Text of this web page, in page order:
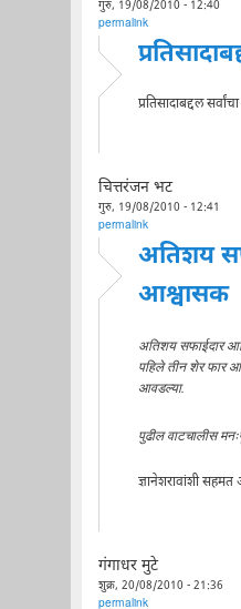
गुरु, 19/08/2010 - 12:40
permalink
प्रतिसादाबद्दल
चित्तरंजन भट
गुरु, 19/08/2010 - 12:41
permalink
अतिशय
आश्वासक
अतिशय सफाईदार
पहिले तीन शेर फार
आवडल्या.
पुढील वाटचालीस
ज्ञानेशरावांशी
गंगाधर मुटे
शुक्र, 20/08/2010 - 21:36
permalink